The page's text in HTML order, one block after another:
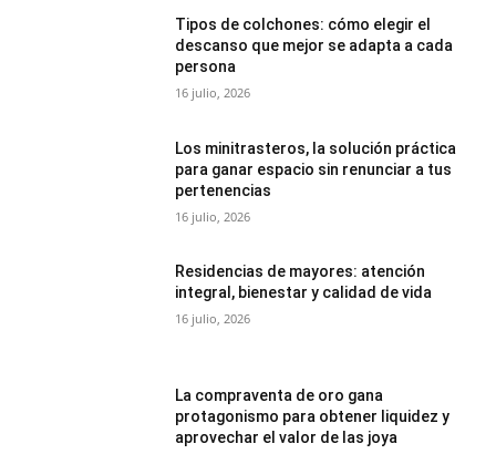
Tipos de colchones: cómo elegir el
descanso que mejor se adapta a cada
persona
16 julio, 2026
Los minitrasteros, la solución práctica
para ganar espacio sin renunciar a tus
pertenencias
16 julio, 2026
Residencias de mayores: atención
integral, bienestar y calidad de vida
16 julio, 2026
La compraventa de oro gana
protagonismo para obtener liquidez y
aprovechar el valor de las joya